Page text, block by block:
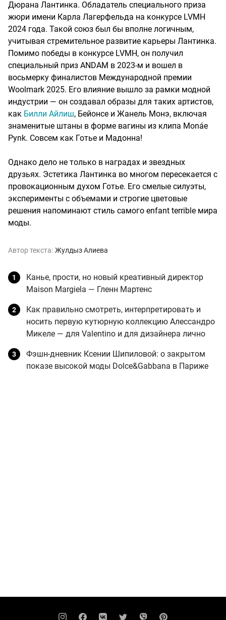
Дюрана Лантинка. Обладатель специального приза
жюри имени Карла Лагерфельда на конкурсе LVMH
2024 года. Такой союз был бы вполне логичным,
учитывая стремительное развитие карьеры Лантинка.
Помимо победы в конкурсе LVMH, он получил
специальный приз ANDAM в 2023-м и вошел в
восьмерку финалистов Международной премии
Woolmark 2025. Его влияние вышло за рамки модной
индустрии — он создавал образы для таких артистов,
как Билли Айлиш, Бейонсе и Жанель Монэ, включая
знаменитые штаны в форме вагины из клипа Monáe
Pynk. Совсем как Готье и Мадонна!
Однако дело не только в наградах и звездных
друзьях. Эстетика Лантинка во многом пересекается с
провокационным духом Готье. Его смелые силуэты,
эксперименты с объемами и строгие цветовые
решения напоминают стиль самого enfant terrible мира
моды.
Автор текста: Жулдыз Алиева
Канье, прости, но новый креативный директор
Maison Margiela — Гленн Мартенс
Как правильно смотреть, интерпретировать и
носить первую кутюрную коллекцию Алессандро
Микеле — для Valentino и для дизайнера лично
Фэшн-дневник Ксении Шипиловой: о закрытом
показе высокой моды Dolce&Gabbana в Париже